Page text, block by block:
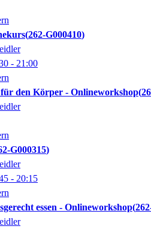
262-G000410
- 21:00
den Körper - Onlineworkshop
G000315
- 20:15
essen - Onlineworkshop